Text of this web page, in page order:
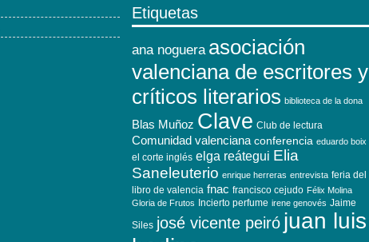
Etiquetas
ana noguera asociación
valenciana de escritores y
críticos literarios biblioteca de la dona
Blas Muñoz Clave Club de lectura
Comunidad valenciana conferencia eduardo boix
el corte inglés elga reátegui Elia
Saneleuterio enrique herreras entrevista feria del
libro de valencia fnac francisco cejudo Félix Molina
Gloria de Frutos Incierto perfume irene genovés Jaime
Siles josé vicente peiró juan luis